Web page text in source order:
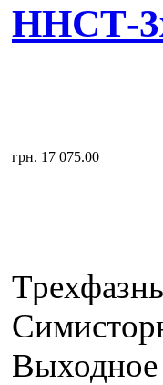
ННСТ-
грн. 17 075.00
Выходное